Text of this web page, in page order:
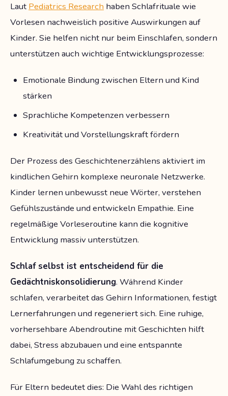
Laut Pediatrics Research haben Schlafrituale wie
Vorlesen nachweislich positive Auswirkungen auf
Kinder. Sie helfen nicht nur beim Einschlafen, sondern
unterstützen auch wichtige Entwicklungsprozesse:
Emotionale Bindung zwischen Eltern und Kind
stärken
Sprachliche Kompetenzen verbessern
Kreativität und Vorstellungskraft fördern
Der Prozess des Geschichtenerzählens aktiviert im
kindlichen Gehirn komplexe neuronale Netzwerke.
Kinder lernen unbewusst neue Wörter, verstehen
Gefühlszustände und entwickeln Empathie. Eine
regelmäßige Vorleseroutine kann die kognitive
Entwicklung massiv unterstützen.
Schlaf selbst ist entscheidend für die
Gedächtniskonsolidierung. Während Kinder
schlafen, verarbeitet das Gehirn Informationen, festigt
Lernerfahrungen und regeneriert sich. Eine ruhige,
vorhersehbare Abendroutine mit Geschichten hilft
dabei, Stress abzubauen und eine entspannte
Schlafumgebung zu schaffen.
Für Eltern bedeutet dies: Die Wahl des richtigen